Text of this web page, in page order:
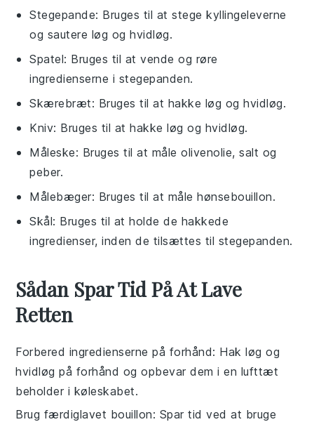
Stegepande: Bruges til at stege kyllingeleverne
og sautere løg og hvidløg.
Spatel: Bruges til at vende og røre
ingredienserne i stegepanden.
Skærebræt: Bruges til at hakke løg og hvidløg.
Kniv: Bruges til at hakke løg og hvidløg.
Måleske: Bruges til at måle olivenolie, salt og
peber.
Målebæger: Bruges til at måle hønsebouillon.
Skål: Bruges til at holde de hakkede
ingredienser, inden de tilsættes til stegepanden.
Sådan Spar Tid På At Lave
Retten
Forbered ingredienserne på forhånd: Hakløg og
hvidløg på forhånd og opbevar dem i en lufttæt
beholder i køleskabet.
Brug færdiglavet bouillon: Spar tid ved at bruge